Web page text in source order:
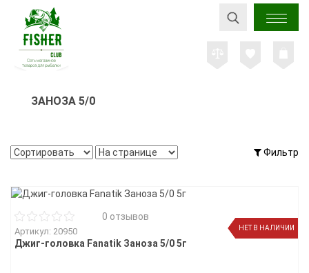
ЗАНОЗА 5/0
Фильтр
НЕТ В НАЛИЧИИ
0 отзывов
Артикул: 20950
Джиг-головка Fanatik Заноза 5/0 5г